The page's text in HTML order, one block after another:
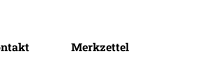
Merkzettel